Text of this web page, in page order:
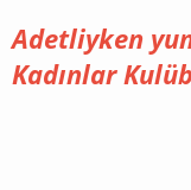
Adetliyken
Kadınlar